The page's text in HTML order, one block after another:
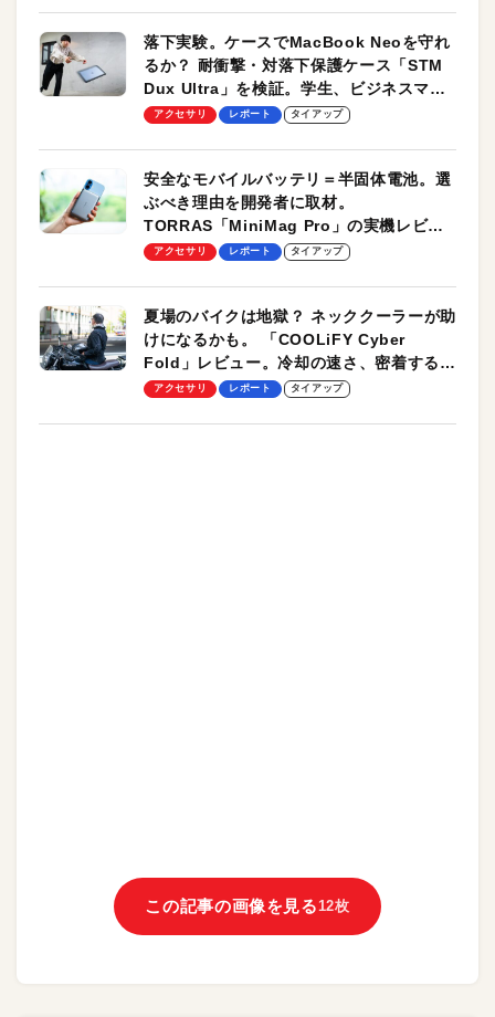
落下実験。ケースでMacBook Neoを守れ
るか？ 耐衝撃・対落下保護ケース「STM
Dux Ultra」を検証。学生、ビジネスマン
のモバイルユースに最適！
アクセサリ レポート タイアップ
安全なモバイルバッテリ＝半固体電池。選
ぶべき理由を開発者に取材。
TORRAS「MiniMag Pro」の実機レビュ
ーも
アクセサリ レポート タイアップ
夏場のバイクは地獄？ ネッククーラーが助
けになるかも。 「COOLiFY Cyber
Fold」レビュー。冷却の速さ、密着する冷
却プレート、シンプルな操作性がグッド！
アクセサリ レポート タイアップ
この記事の画像を見る 12枚